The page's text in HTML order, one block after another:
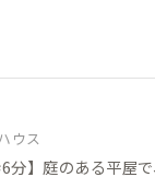
ウス
6分】庭のある平屋